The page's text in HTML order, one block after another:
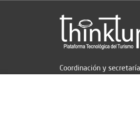
Coordinación y